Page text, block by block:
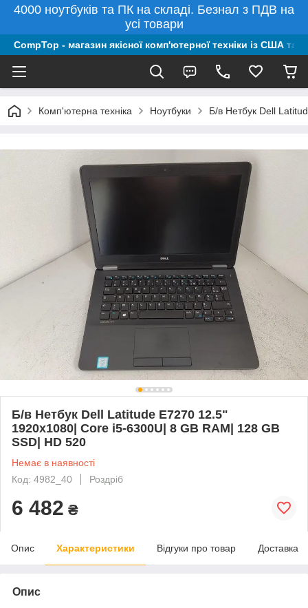
4000 ноутбуків та ПК на складі. Безнал з ПДВ на
усі товари
CompTop - магазин якісної комп'ютерної техніки із США та
Комп'ютерна техніка Ноутбуки Б/в Нетбук Dell
Б/в Нетбук Dell Latitude E7270 12.5"
1920x1080| Core i5-6300U| 8 GB RAM| 128 GB
SSD| HD 520
Немає в наявності
Код: 4982_40
Роздріб
6 482 ₴
Опис Характеристики Відгуки про товар Доставка
Опис